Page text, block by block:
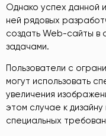
Однако успех данной
ней рядовых
создать Web-сайты в
задачами.
Пользователи с
могут использовать
увеличения
этом случае к
специальных